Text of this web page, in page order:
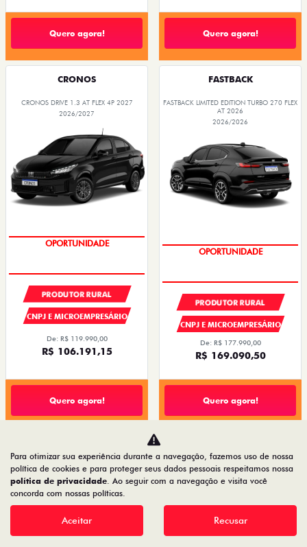
Quero agora! Quero agora!
CRONOS
CRONOS DRIVE 1.3 AT FLEX 4P 2027
2026/2027
PREÇOS REDUZIDOS
PRODUTOR RURAL
CNPJ E MICROEMPRESÁRIO
De: R$ 119.990,00
R$ 106.191,15
Quero agora!
FASTBACK
FASTBACK LIMITED EDITION TURBO 270 FLEX
AT 2026
2026/2026
PREÇOS REDUZIDOS
PRODUTOR RURAL
CNPJ E MICROEMPRESÁRIO
De: R$ 177.990,00
R$ 169.090,50
Quero agora!
CRONOS DRIVE 1.3 FLEX 4P 2027
2026/2027
CRONOS DRIVE 1.0 FLEX 4P 2027
2026/2027
Para otimizar sua experiência durante a navegação, fazemos uso de nossa
política de cookies e para proteger seus dados pessoais respeitamos nossa
política de privacidade. Ao seguir com a navegação e visita você
concorda com nossas políticas.
Aceitar Recusar